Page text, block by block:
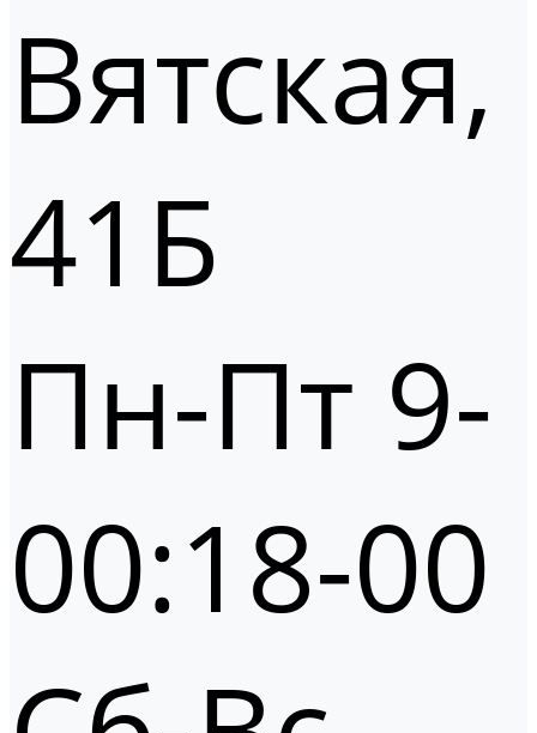
Вятская,
41Б
Пн-Пт 9-
00:18-00